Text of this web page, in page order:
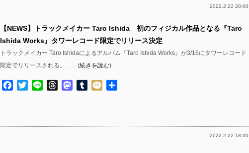
2022.2.22 20:00
【NEWS】トラックメイカー Taro Ishida 初のフィジカル作品となる『Taro
Ishida Works』タワーレコード限定でリリース決定
トラックメイカー Taro Ishidaによるアルバム『Taro Ishida Works』が3/16にタワーレコード
限定でリリースされる。……(続きを読む)
Facebook
TwitterLine ThreadsMastodon
TumblrMixi
2022.2.22 18:00